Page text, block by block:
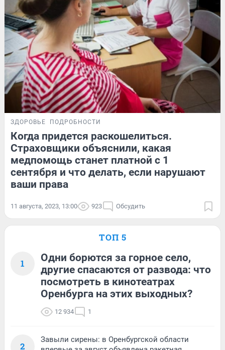
ЗДОРОВЬЕ ПОДРОБНОСТИ
Когда придется раскошелиться.
Страховщики объяснили, какая
медпомощь станет платной с 1
сентября и что делать, если нарушают
ваши права
11 августа, 2023, 13:00 923 Обсудить
ТОП 5
1
Одни борются за горное село,
другие спасаются от развода: что
посмотреть в кинотеатрах
Оренбурга на этих выходных?
12 934 1
2
Завыли сирены: в Оренбургской области